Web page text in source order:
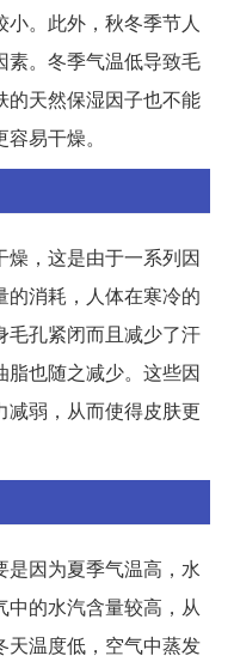
。此外，秋冬季节人
素。冬季气温低导致毛
的天然保湿因子也不能
易干燥。
，这是由于一系列因
消耗，人体在寒冷的
毛孔紧闭而且减少了汗
脂也随之减少。这些因
弱，从而使得皮肤更
因为夏季气温高，水
的水汽含量较高，从
天温度低，空气中蒸发